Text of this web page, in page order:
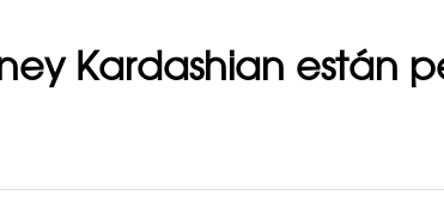
Kardashian están